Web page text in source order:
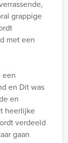
grappige
met een
een
en Dit was
en
heerlijke
verdeeld
gaan